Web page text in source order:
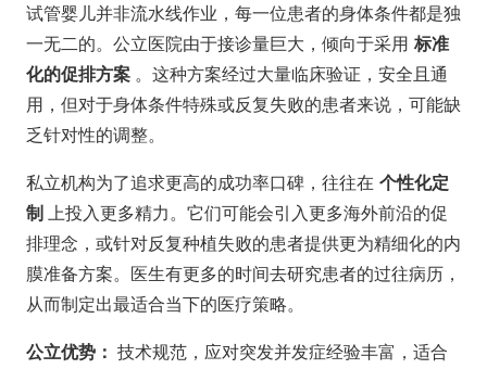
试管婴儿并非流水线作业，每一位患者的身体条件都是独
一无二的。公立医院由于接诊量巨大，倾向于采用 标准
化的促排方案 。这种方案经过大量临床验证，安全且通
用，但对于身体条件特殊或反复失败的患者来说，可能缺
乏针对性的调整。
私立机构为了追求更高的成功率口碑，往往在 个性化定
制 上投入更多精力。它们可能会引入更多海外前沿的促
排理念，或针对反复种植失败的患者提供更为精细化的内
膜准备方案。医生有更多的时间去研究患者的过往病历，
从而制定出最适合当下的医疗策略。
公立优势： 技术规范，应对突发并发症经验丰富，适合